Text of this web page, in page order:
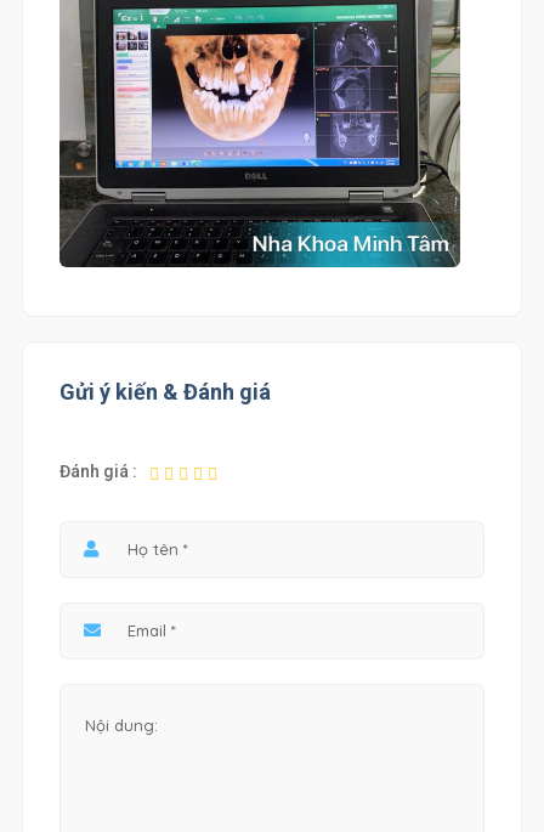
Gửi ý kiến & Đánh giá
Đánh giá :